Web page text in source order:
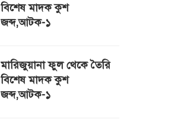
বিশেষ মাদক কুশ
জব্দ,আটক-১
মারিজুয়ানা ফুল থেকে তৈরি
বিশেষ মাদক কুশ
জব্দ,আটক-১